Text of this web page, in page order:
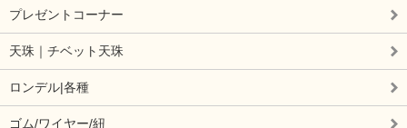
プレゼントコーナー
天珠｜チベット天珠
ロンデル|各種
ゴム/ワイヤー/紐